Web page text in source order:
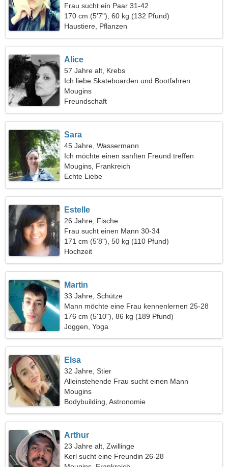
Frau sucht ein Paar 31-42
170 cm (5'7"), 60 kg (132 Pfund)
Haustiere, Pflanzen
Alice
57 Jahre alt, Krebs
Ich liebe Skateboarden und Bootfahren
Mougins
Freundschaft
Sara
45 Jahre, Wassermann
Ich möchte einen sanften Freund treffen
Mougins, Frankreich
Echte Liebe
Estelle
26 Jahre, Fische
Frau sucht einen Mann 30-34
171 cm (5'8"), 50 kg (110 Pfund)
Hochzeit
Martin
33 Jahre, Schütze
Mann möchte eine Frau kennenlernen 25-28
176 cm (5'10"), 86 kg (189 Pfund)
Joggen, Yoga
Elsa
32 Jahre, Stier
Alleinstehende Frau sucht einen Mann
Mougins
Bodybuilding, Astronomie
Arthur
23 Jahre alt, Zwillinge
Kerl sucht eine Freundin 26-28